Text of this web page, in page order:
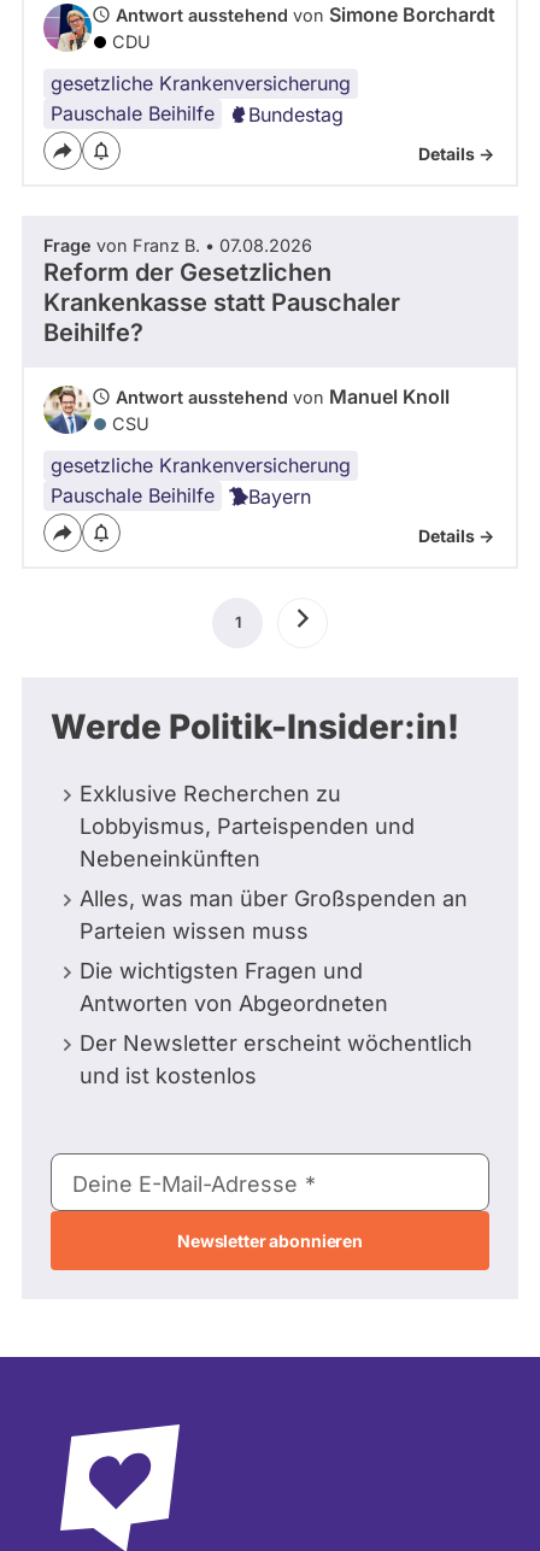
Antwort ausstehend von Simone Borchardt
CDU
gesetzliche Krankenversicherung
Pauschale Beihilfe
Bundestag
Details ->
Frage von Franz B. • 07.08.2026
Reform der Gesetzlichen
Krankenkasse statt Pauschaler
Beihilfe?
Antwort ausstehend von Manuel Knoll
CSU
gesetzliche Krankenversicherung
Pauschale Beihilfe
Bayern
Details ->
SeitennummerierungAktuelle
1 Nächste
Werde Politik-Insider:in!
Exklusive Recherchen zu
Lobbyismus, Parteispenden und
Nebeneinkünften
Alles, was man über Großspenden an
Parteien wissen muss
Die wichtigsten Fragen und
Antworten von Abgeordneten
Der Newsletter erscheint wöchentlich
und ist kostenlos
E-
Mail-
Deine E-Mail-Adresse